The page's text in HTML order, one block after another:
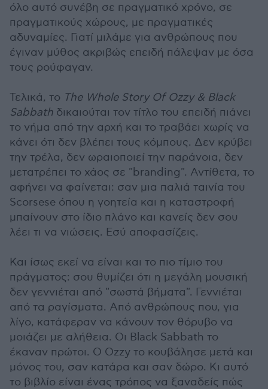
όλο αυτό συνέβη σε πραγματικό χρόνο, σε
πραγματικούς χώρους, με πραγματικές
αδυναμίες. Γιατί μιλάμε για ανθρώπους που
έγιναν μύθος ακριβώς επειδή πάλεψαν με όσα
τους ρούφαγαν.
Τελικά, το The Whole Story Of Ozzy & Black
Sabbath δικαιούται τον τίτλο του επειδή πιάνει
το νήμα από την αρχή και το τραβάει χωρίς να
κάνει ότι δεν βλέπει τους κόμπους. Δεν κρύβει
την τρέλα, δεν ωραιοποιεί την παράνοια, δεν
μετατρέπει το χάος σε "branding". Αντίθετα, το
αφήνει να φαίνεται: σαν μια παλιά ταινία του
Scorsese όπου η γοητεία και η καταστροφή
μπαίνουν στο ίδιο πλάνο και κανείς δεν σου
λέει τι να νιώσεις. Εσύ αποφασίζεις.
Και ίσως εκεί να είναι και το πιο τίμιο του
πράγματος: σου θυμίζει ότι η μεγάλη μουσική
δεν γεννιέται από "σωστά βήματα". Γεννιέται
από τα ραγίσματα. Από ανθρώπους που, για
λίγο, κατάφεραν να κάνουν τον θόρυβο να
μοιάζει με αλήθεια. Οι Black Sabbath το
έκαναν πρώτοι. Ο Ozzy το κουβάλησε μετά και
μόνος του, σαν κατάρα και σαν δώρο. Κι αυτό
το βιβλίο είναι ένας τρόπος να ξαναδείς πώς